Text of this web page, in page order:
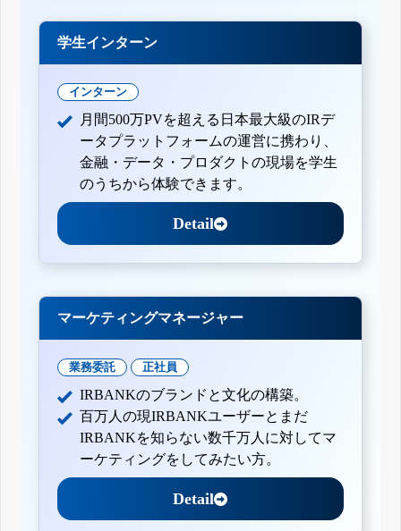
学生インターン
インターン
月間500万PVを超える日本最大級のIRデ
ータプラットフォームの運営に携わり、
金融・データ・プロダクトの現場を学生
のうちから体験できます。
Detail
マーケティングマネージャー
業務委託 正社員
IRBANKのブランドと文化の構築。
百万人の現IRBANKユーザーとまだ
IRBANKを知らない数千万人に対してマ
ーケティングをしてみたい方。
Detail